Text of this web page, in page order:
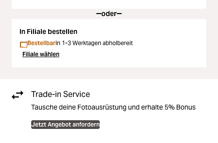
oder
In Filiale bestellen
BestellbarIn 1-3 Werktagen abholbereit
Filiale wählen
Trade-in Service
Tausche deine Fotoausrüstung und erhalte 5% Bonus
Jetzt Angebot anfordern